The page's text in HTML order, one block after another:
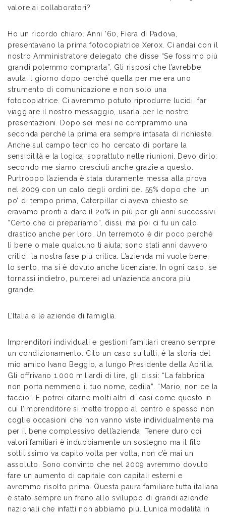
valore ai collaboratori?
Ho un ricordo chiaro. Anni ’60, Fiera di Padova,
presentavano la prima fotocopiatrice Xerox. Ci andai con il
nostro Amministratore delegato che disse “Se fossimo più
grandi potemmo comprarla”. Gli risposi che l’avrebbe
avuta il giorno dopo perché quella per me era uno
strumento di comunicazione e non solo una
fotocopiatrice. Ci avremmo potuto riprodurre lucidi, far
viaggiare il nostro messaggio, usarla per le nostre
presentazioni. Dopo sei mesi ne comprammo una
seconda perché la prima era sempre intasata di richieste.
Anche sul campo tecnico ho cercato di portare la
sensibilità e la logica, soprattuto nelle riunioni. Devo dirlo:
secondo me siamo cresciuti anche grazie a questo.
Purtroppo l’azienda è stata duramente messa alla prova
nel 2009 con un calo degli ordini del 55% dopo che, un
po’ di tempo prima, Caterpillar ci aveva chiesto se
eravamo pronti a dare il 20% in più per gli anni successivi.
“Certo che ci prepariamo”, dissi, ma poi ci fu un calo
drastico anche per loro. Un terremoto è dir poco perché
lì bene o male qualcuno ti aiuta; sono stati anni davvero
critici, la nostra fase più critica. L’azienda mi vuole bene,
lo sento, ma si è dovuto anche licenziare. In ogni caso, se
tornassi indietro, punterei ad un’azienda ancora più
grande.
L’Italia e le aziende di famiglia.
Imprenditori individuali e gestioni familiari creano sempre
un condizionamento. Cito un caso su tutti, è la storia del
mio amico Ivano Beggio, a lungo Presidente della Aprilia.
Gli offrivano 1.000 miliardi di lire, gli dissi: “La fabbrica
non porta nemmeno il tuo nome, cedila”. “Mario, non ce la
faccio”. E potrei citarne molti altri di casi come questo in
cui l’imprenditore si mette troppo al centro e spesso non
coglie occasioni che non vanno viste individualmente ma
per il bene complessivo dell’azienda. Tenere duro coi
valori familiari è indubbiamente un sostegno ma il filo
sottilissimo va capito volta per volta, non c’è mai un
assoluto. Sono convinto che nel 2009 avremmo dovuto
fare un aumento di capitale con capitali esterni e
avremmo risolto prima. Questa paura familiare tutta italiana
è stato sempre un freno allo sviluppo di grandi aziende
nazionali che infatti non abbiamo più. L’unica modalità in